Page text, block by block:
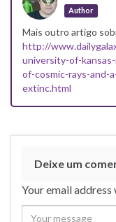
Author
Mais outro artigo
http://
university-of-
of-cosmic-rays-and-
extinc.html
Deixe um
Your email